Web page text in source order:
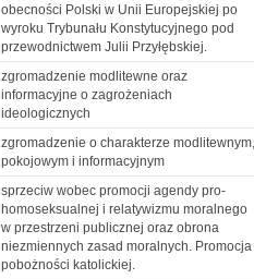
obecności Polski w Unii Europejskiej po
wyroku Trybunału Konstytucyjnego pod
przewodnictwem Julii Przyłębskiej.
zgromadzenie modlitewne oraz
informacyjne o zagrożeniach
ideologicznych
zgromadzenie o charakterze modlitewnym,
pokojowym i informacyjnym
sprzeciw wobec promocji agendy pro-
homoseksualnej i relatywizmu moralnego
w przestrzeni publicznej oraz obrona
niezmiennych zasad moralnych. Promocja
pobożności katolickiej.